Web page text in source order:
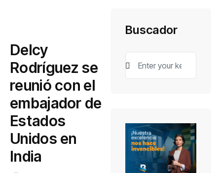
Delcy
Rodríguez se
reunió con el
embajador de
Estados
Unidos en
India
Buscador